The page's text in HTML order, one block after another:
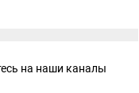
на наши каналы